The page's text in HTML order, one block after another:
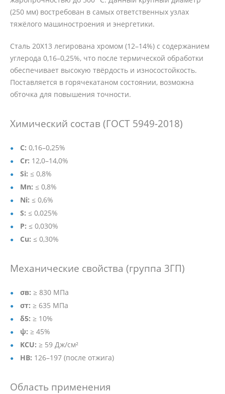
(250 мм) востребован в самых ответственных узлах
тяжёлого машиностроения и энергетики.
Сталь 20Х13 легирована хромом (12–14%) с содержанием
углерода 0,16–0,25%, что после термической обработки
обеспечивает высокую твёрдость и износостойкость.
Поставляется в горячекатаном состоянии, возможна
обточка для повышения точности.
Химический состав (ГОСТ 5949-2018)
C: 0,16–0,25%
Cr: 12,0–14,0%
Si: ≤ 0,8%
Mn: ≤ 0,8%
Ni: ≤ 0,6%
S: ≤ 0,025%
P: ≤ 0,030%
Cu: ≤ 0,30%
Механические свойства (группа 3ГП)
σв: ≥ 830 МПа
σт: ≥ 635 МПа
δ5: ≥ 10%
ψ: ≥ 45%
KCU: ≥ 59 Дж/см²
HB: 126–197 (после отжига)
Область применения